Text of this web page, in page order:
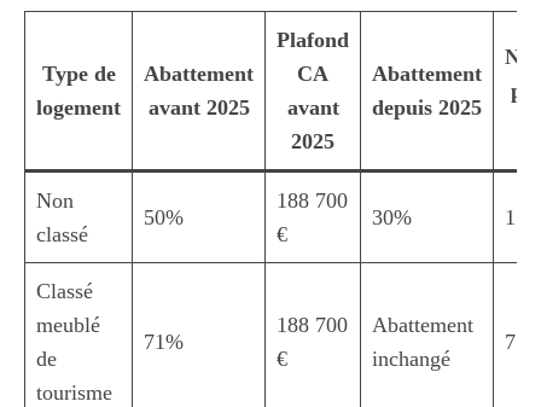
Type de
logement
Abattement
avant 2025
Plafond
CA
avant
2025
Abattement
depuis 2025
Non
classé
50%
188 700
€
30% 15
Classé
meublé
de
tourisme
71%
188 700
€
Abattement
inchangé
77